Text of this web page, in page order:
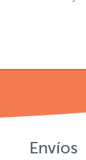
Envíos